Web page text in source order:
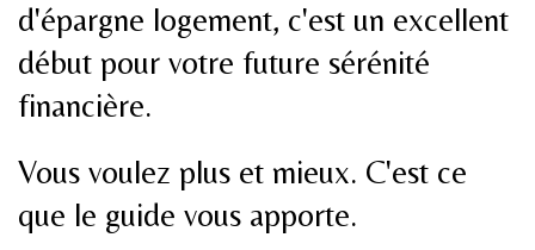
d'épargne logement, c'est un excellent
début pour votre future sérénité
financière.
Vous voulez plus et mieux. C'est ce
que le guide vous apporte.